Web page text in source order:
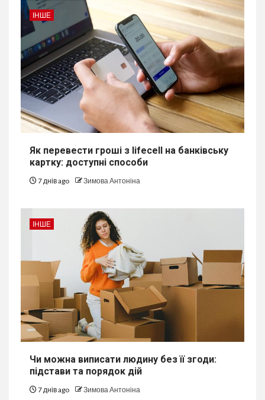
ІНШЕ
Як перевести гроші з lifecell на банківську
картку: доступні способи
7 днів ago Зимова Антоніна
ІНШЕ
Чи можна виписати людину без її згоди:
підстави та порядок дій
7 днів ago Зимова Антоніна